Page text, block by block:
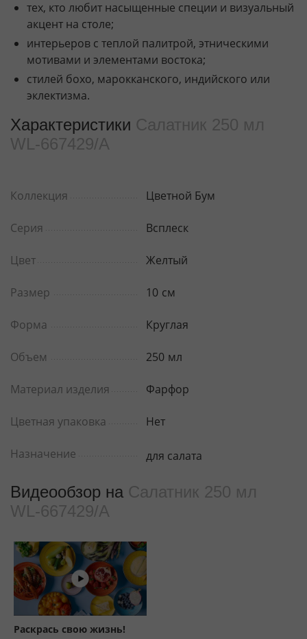
тех, кто любит насыщенные специи и визуальный
акцент на столе;
интерьеров с теплой палитрой, этническими
мотивами и элементами востока;
стилей бохо, марокканского, индийского или
эклектизма.
Характеристики Салатник 250 мл
WL‑667429/A
Коллекция Цветной Бум
Серия Всплеск
Цвет Желтый
Размер 10 см
Форма Круглая
Объем 250 мл
Материал изделия Фарфор
Цветная упаковка Нет
Назначение для салата
Видеообзор на Салатник 250 мл
WL‑667429/A
Раскрась свою жизнь!